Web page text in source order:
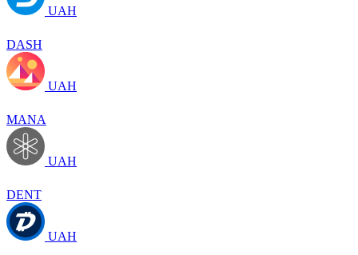
UAH
DASH
UAH
MANA
UAH
DENT
UAH